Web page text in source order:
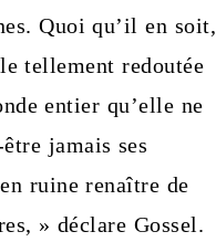
Quoi qu’il en soit,
tellement redoutée
entier qu’elle ne
jamais ses
ruine renaître de
» déclare Gossel.